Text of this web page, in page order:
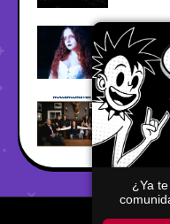
¿Ya
Sara
Ely
Good
Don't
Ely